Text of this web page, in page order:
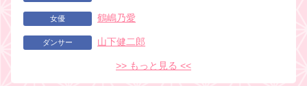
女優 鶴嶋乃愛
ダンサー 山下健二郎
>> もっと見る <<